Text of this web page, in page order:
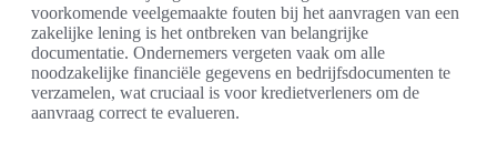
voorkomende veelgemaakte fouten bij het aanvragen van een
zakelijke lening is het ontbreken van belangrijke
documentatie. Ondernemers vergeten vaak om alle
noodzakelijke financiële gegevens en bedrijfsdocumenten te
verzamelen, wat cruciaal is voor kredietverleners om de
aanvraag correct te evalueren.